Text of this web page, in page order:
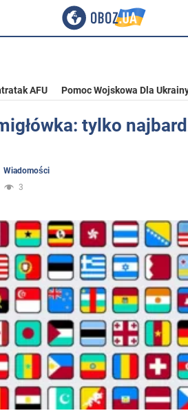
AFU Pomoc Wojskowa Dla
tylko
Wiadomości
3